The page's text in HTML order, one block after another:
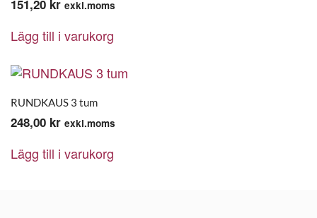
151,20 kr exkl.moms
Lägg till i varukorg
RUNDKAUS 3 tum
248,00 kr exkl.moms
Lägg till i varukorg